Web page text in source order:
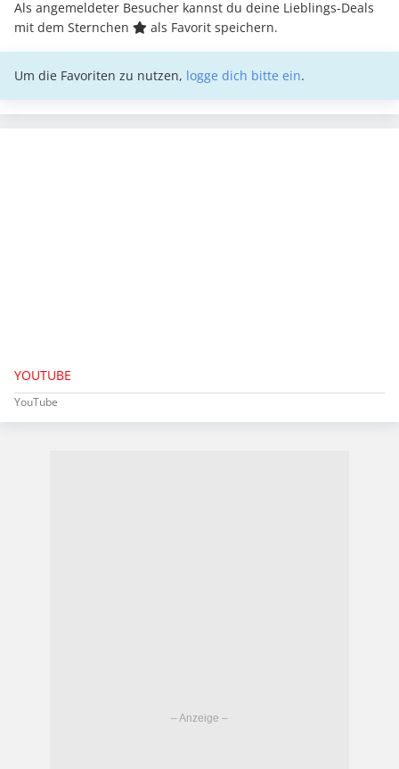
Als angemeldeter Besucher kannst du deine Lieblings-Deals
mit dem Sternchen
als Favorit speichern.
Um die Favoriten zu nutzen, logge dich bitte ein.
YOUTUBE
YouTube